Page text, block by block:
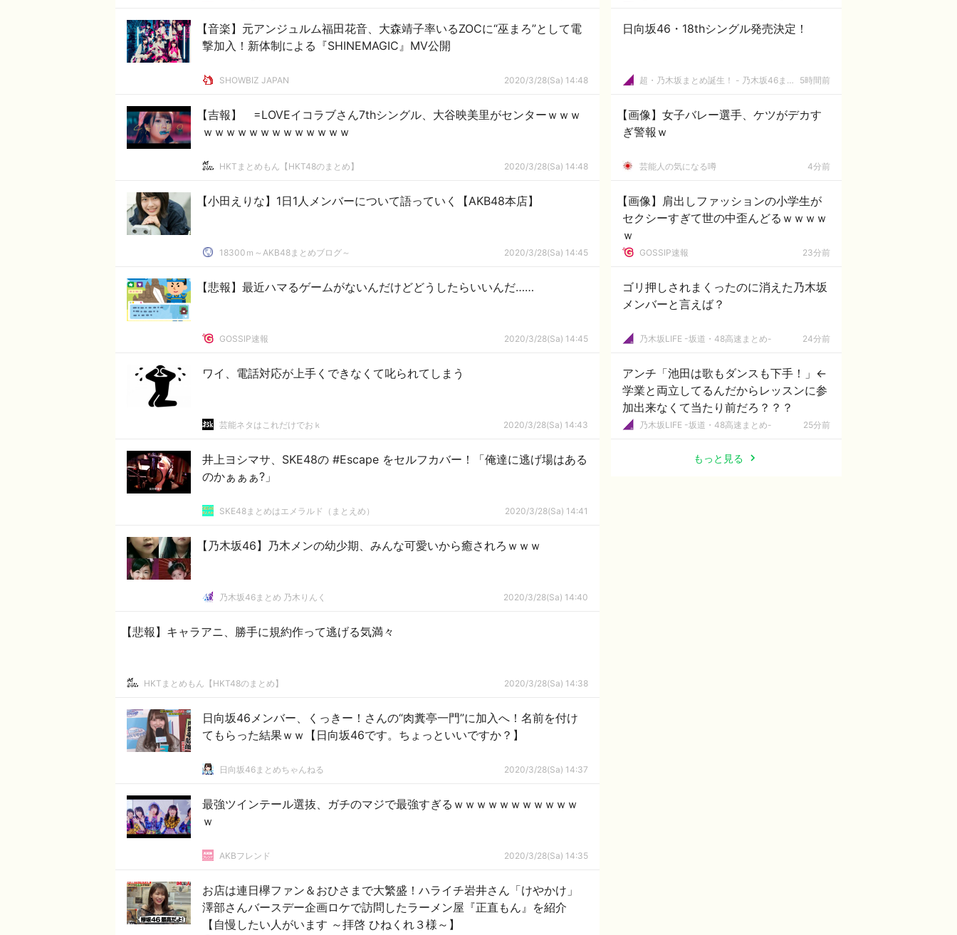
【音楽】元アンジュルム福田花音、大森靖子率いるZOCに“巫まろ”として電
撃加入！新体制による『SHINEMAGIC』MV公開
SHOWBIZ JAPAN 2020/3/28(Sa) 14:48
【吉報】 =LOVEイコラブさん7thシングル、大谷映美里がセンターｗｗｗ
ｗｗｗｗｗｗｗｗｗｗｗｗｗ
HKTまとめもん【HKT48のまとめ】 2020/3/28(Sa) 14:48
【小田えりな】1日1人メンバーについて語っていく【AKB48本店】
18300ｍ～AKB48まとめブログ～ 2020/3/28(Sa) 14:45
【悲報】最近ハマるゲームがないんだけどどうしたらいいんだ……
GOSSIP速報 2020/3/28(Sa) 14:45
ワイ、電話対応が上手くできなくて叱られてしまう
芸能ネタはこれだけでおｋ 2020/3/28(Sa) 14:43
井上ヨシマサ、SKE48の #Escape をセルフカバー！「俺達に逃げ場はある
のかぁぁぁ?」
SKE48まとめはエメラルド（まとえめ） 2020/3/28(Sa) 14:41
【乃木坂46】乃木メンの幼少期、みんな可愛いから癒されろｗｗｗ
乃木坂46まとめ 乃木りんく 2020/3/28(Sa) 14:40
【悲報】キャラアニ、勝手に規約作って逃げる気満々
HKTまとめもん【HKT48のまとめ】 2020/3/28(Sa) 14:38
日向坂46メンバー、くっきー！さんの“肉糞亭一門”に加入へ！名前を付け
てもらった結果ｗｗ【日向坂46です。ちょっといいですか？】
日向坂46まとめちゃんねる 2020/3/28(Sa) 14:37
最強ツインテール選抜、ガチのマジで最強すぎるｗｗｗｗｗｗｗｗｗｗｗ
ｗ
AKBフレンド 2020/3/28(Sa) 14:35
お店は連日欅ファン＆おひさまで大繁盛！ハライチ岩井さん「けやかけ」
澤部さんバースデー企画ロケで訪問したラーメン屋『正直もん』を紹介
【自慢したい人がいます ～拝啓 ひねくれ３様～】
日向坂46・18thシングル発売決定！
超・乃木坂まとめ誕生！ - 乃木坂46まとめ 5時間前
【画像】女子バレー選手、ケツがデカす
ぎ警報ｗ
芸能人の気になる噂 4分前
【画像】肩出しファッションの小学生が
セクシーすぎて世の中歪んどるｗｗｗｗ
ｗ
GOSSIP速報 23分前
ゴリ押しされまくったのに消えた乃木坂
メンバーと言えば？
乃木坂LIFE -坂道・48高速まとめ- 24分前
アンチ「池田は歌もダンスも下手！」←
学業と両立してるんだからレッスンに参
加出来なくて当たり前だろ？？？
乃木坂LIFE -坂道・48高速まとめ- 25分前
もっと見る